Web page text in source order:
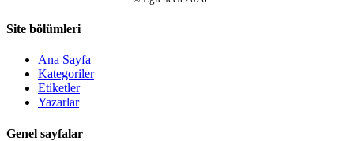
Site bölümleri
Ana Sayfa
Kategoriler
Etiketler
Yazarlar
Genel sayfalar